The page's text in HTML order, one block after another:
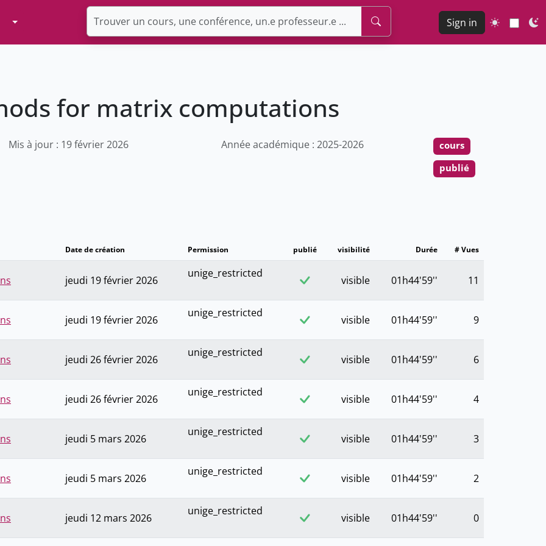
Toggle Dropdown Sign in
for matrix computations
Mis à jour : 19 février 2026 Année académique : 2025-2026
cours
publié
Date de création Permission publié visibilité Durée # Vues
jeudi 19 février 2026
unige_restricted
visible 01h44'59'' 11
jeudi 19 février 2026
unige_restricted
visible 01h44'59'' 9
jeudi 26 février 2026
unige_restricted
visible 01h44'59'' 6
jeudi 26 février 2026
unige_restricted
visible 01h44'59'' 4
jeudi 5 mars 2026
unige_restricted
visible 01h44'59'' 3
jeudi 5 mars 2026
unige_restricted
visible 01h44'59'' 2
jeudi 12 mars 2026
unige_restricted
visible 01h44'59'' 0